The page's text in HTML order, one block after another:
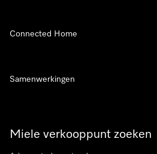
Miele verkooppunt zoeken
Connected Home
Samenwerkingen